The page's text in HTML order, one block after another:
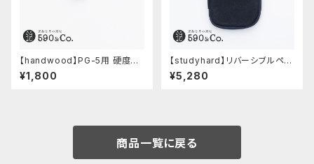
【handwood】PG-5用 硬度表
示窓 (超超ジュラルミン/正方形)
¥1,800
【studyhard】リバーシブルペン
ケース (ブラック)
¥5,280
商品一覧に戻る